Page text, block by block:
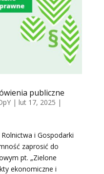
publiczne
| lut 17, 2025 |
i Gospodarki
zaprosić do
pt. „Zielone
ekonomiczne i